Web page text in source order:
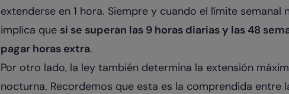
extenderse en 1 hora. Siempre y cuando el límite semanal
implica que si se superan las 9 horas diarias y las 48
pagar horas extra.
Por otro lado, la ley también determina la extensión
nocturna. Recordemos que esta es la comprendida entre